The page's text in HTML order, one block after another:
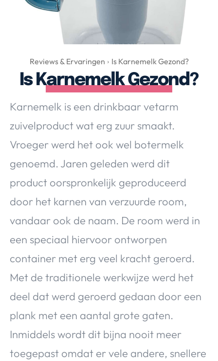
Nieuws & Media
Over Valerie
Over Valerie
De Top 5
Contact
VALERIE'S CHOICE
Food & Drinks Health & Beauty Gadgets
Huis & Tuin
Travel
Lifestyle
Reviews & Ervaringen Is Karnemelk Gezond?
Is Karnemelk Gezond?
Karnemelk is een drinkbaar vetarm
zuivelproduct wat erg zuur smaakt.
Vroeger werd het ook wel botermelk
genoemd. Jaren geleden werd dit
product oorspronkelijk geproduceerd
door het karnen van verzuurde room,
vandaar ook de naam. De room werd in
een speciaal hiervoor ontworpen
container met erg veel kracht geroerd.
Met de traditionele werkwijze werd het
deel dat werd geroerd gedaan door een
plank met een aantal grote gaten.
Inmiddels wordt dit bijna nooit meer
toegepast omdat er vele andere, snellere